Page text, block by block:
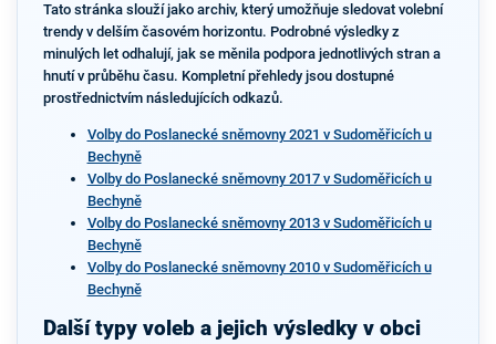
Tato stránka slouží jako archiv, který umožňuje sledovat volební
trendy v delším časovém horizontu. Podrobné výsledky z
minulých let odhalují, jak se měnila podpora jednotlivých stran a
hnutí v průběhu času. Kompletní přehledy jsou dostupné
prostřednictvím následujících odkazů.
Volby do Poslanecké sněmovny 2021 v Sudoměřicích u
Bechyně
Volby do Poslanecké sněmovny 2017 v Sudoměřicích u
Bechyně
Volby do Poslanecké sněmovny 2013 v Sudoměřicích u
Bechyně
Volby do Poslanecké sněmovny 2010 v Sudoměřicích u
Bechyně
Další typy voleb a jejich výsledky v obci